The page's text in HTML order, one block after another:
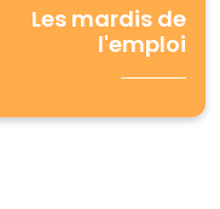
Les mardis de
l'emploi